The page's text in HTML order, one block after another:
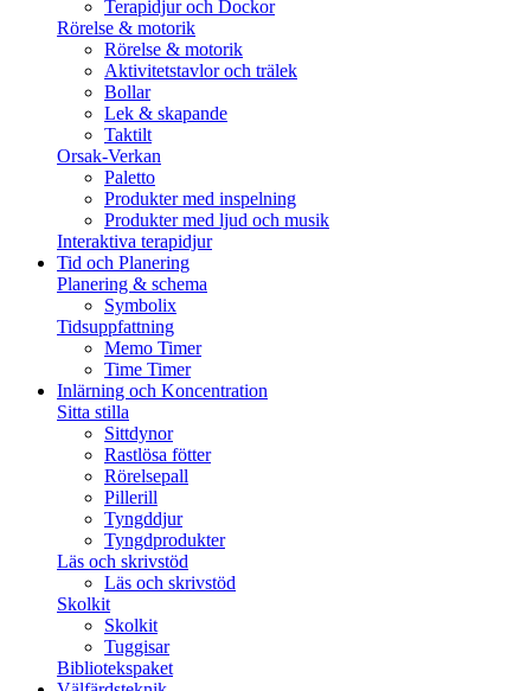
Terapidjur och Dockor
Rörelse & motorik
Rörelse & motorik
Aktivitetstavlor och trälek
Bollar
Lek & skapande
Taktilt
Orsak-Verkan
Paletto
Produkter med inspelning
Produkter med ljud och musik
Interaktiva terapidjur
Tid och Planering
Planering & schema
Symbolix
Tidsuppfattning
Memo Timer
Time Timer
Inlärning och Koncentration
Sitta stilla
Sittdynor
Rastlösa fötter
Rörelsepall
Pillerill
Tyngddjur
Tyngdprodukter
Läs och skrivstöd
Läs och skrivstöd
Skolkit
Skolkit
Tuggisar
Bibliotekspaket